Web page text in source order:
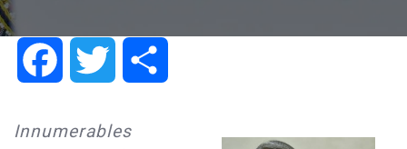
FacebookTwitter
Innumerables